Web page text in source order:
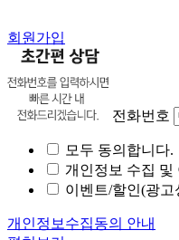
회원가입
전화번호
모두 동의합니다.
개인정보 수집 및
이벤트/할인(광
개인정보수집동의 안내